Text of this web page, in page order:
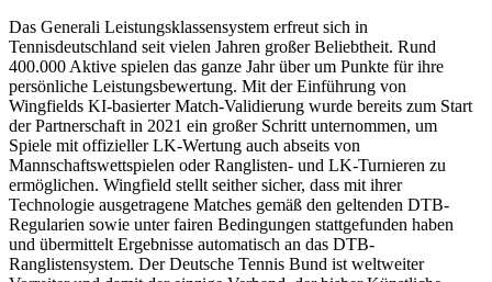
Das Generali Leistungsklassensystem erfreut sich in
Tennisdeutschland seit vielen Jahren großer Beliebtheit. Rund
400.000 Aktive spielen das ganze Jahr über um Punkte für ihre
persönliche Leistungsbewertung. Mit der Einführung von
Wingfields KI-basierter Match-Validierung wurde bereits zum Start
der Partnerschaft in 2021 ein großer Schritt unternommen, um
Spiele mit offizieller LK-Wertung auch abseits von
Mannschaftswettspielen oder Ranglisten- und LK-Turnieren zu
ermöglichen. Wingfield stellt seither sicher, dass mit ihrer
Technologie ausgetragene Matches gemäß den geltenden DTB-
Regularien sowie unter fairen Bedingungen stattgefunden haben
und übermittelt Ergebnisse automatisch an das DTB-
Ranglistensystem. Der Deutsche Tennis Bund ist weltweiter